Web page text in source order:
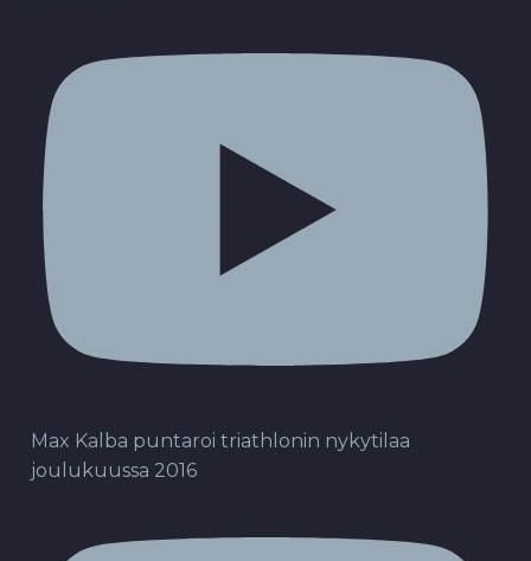
Max Kalba puntaroi triathlonin nykytilaa
joulukuussa 2016